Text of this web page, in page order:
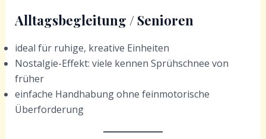
Alltagsbegleitung / Senioren
ideal für ruhige, kreative Einheiten
Nostalgie-Effekt: viele kennen Sprühschnee von
früher
einfache Handhabung ohne feinmotorische
Überforderung